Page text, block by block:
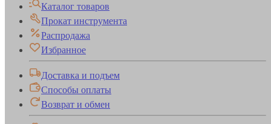
Каталог товаров
Прокат инструмента
Распродажа
Избранное
Доставка и подъем
Способы оплаты
Возврат и обмен